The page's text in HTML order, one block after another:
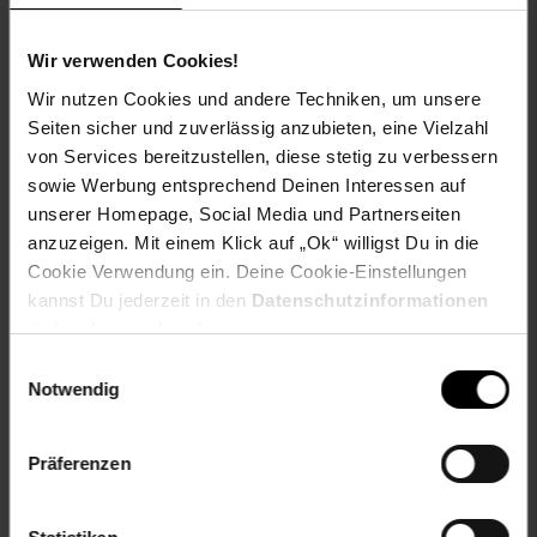
Wir verwenden Cookies!
Wir nutzen Cookies und andere Techniken, um unsere
Seiten sicher und zuverlässig anzubieten, eine Vielzahl
von Services bereitzustellen, diese stetig zu verbessern
sowie Werbung entsprechend Deinen Interessen auf
unserer Homepage, Social Media und Partnerseiten
anzuzeigen. Mit einem Klick auf „Ok“ willigst Du in die
Cookie Verwendung ein. Deine Cookie-Einstellungen
kannst Du jederzeit in den Datenschutzinformationen
ändern bzw. widerrufen.
Notwendig
Präferenzen
Versandinformationen
Herstellerinformationen
Fußzeile
Weitere Online-Angebote
Netto Reisen TV-Shop Weinwelt